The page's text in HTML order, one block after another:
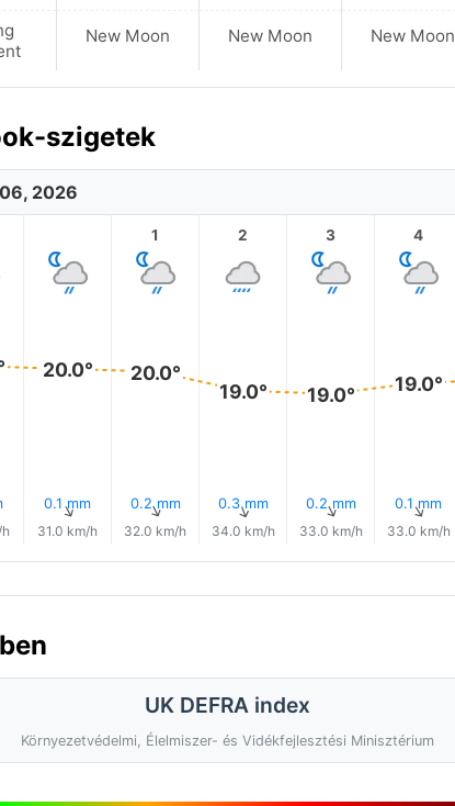
New Moon New Moon New Moon
szigetek
2026
20.0°
0.1 mm
↑
31.0 km/h
1
20.0°
0.2 mm
↑
32.0 km/h
2
19.0°
0.3 mm
↑
34.0 km/h
3
19.0°
0.2 mm
↑
33.0 km/h
4
19.0°
0.1 mm
↑
33.0 km/h
UK DEFRA index
Környezetvédelmi, Élelmiszer- és Vidékfejlesztési Minisztérium